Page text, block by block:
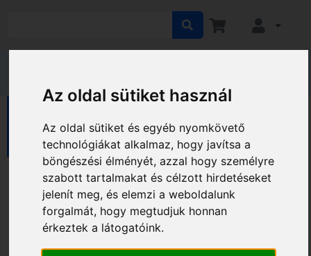
Az oldal sütiket használ
Az oldal sütiket és egyéb nyomkövető
technológiákat alkalmaz, hogy javítsa a
böngészési élményét, azzal hogy személyre
szabott tartalmakat és célzott hirdetéseket
jelenít meg, és elemzi a weboldalunk
forgalmát, hogy megtudjuk honnan
érkeztek a látogatóink.
Légzésterápiás eszközök
Légzésterápiás eszközök
Kategóriák